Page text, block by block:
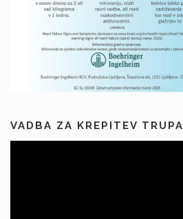
VADBA ZA KREPITEV TRUPA